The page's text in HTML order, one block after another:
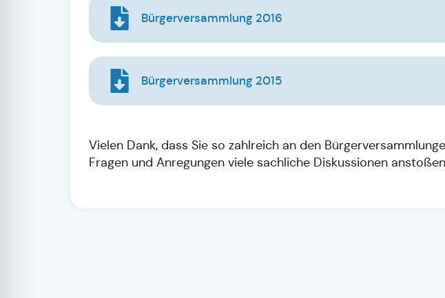
Bürgerversammlung 2016
Bürgerversammlung 2015
Vielen Dank, dass Sie so zahlreich an den
Fragen und Anregungen viele sachliche Diskussionen